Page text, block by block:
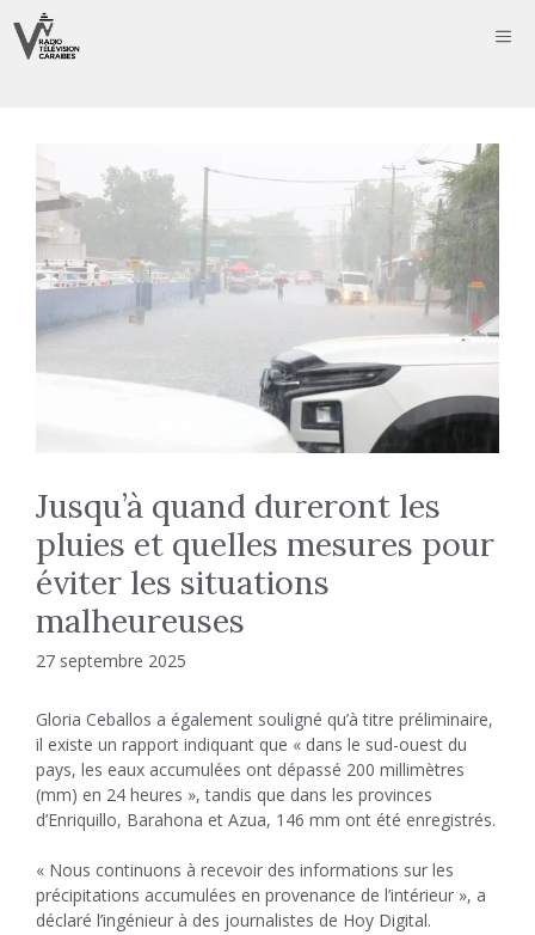
au
contenu
Jusqu’à quand dureront les
pluies et quelles mesures pour
éviter les situations
malheureuses
27 septembre 2025
Gloria Ceballos a également souligné qu’à titre préliminaire,
il existe un rapport indiquant que « dans le sud-ouest du
pays, les eaux accumulées ont dépassé 200 millimètres
(mm) en 24 heures », tandis que dans les provinces
d’Enriquillo, Barahona et Azua, 146 mm ont été enregistrés.
« Nous continuons à recevoir des informations sur les
précipitations accumulées en provenance de l’intérieur », a
déclaré l’ingénieur à des journalistes de Hoy Digital.